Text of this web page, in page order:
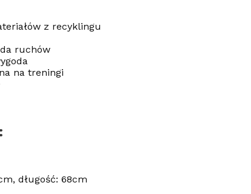
z recyklingu
ruchów
na treningi
długość: 68cm